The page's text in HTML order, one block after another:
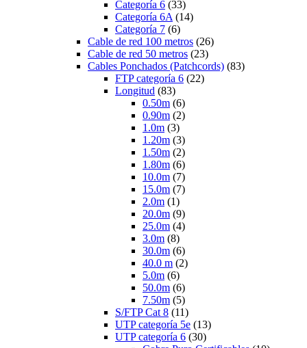
Categoría 6 (33)
Categoría 6A (14)
Categoría 7 (6)
Cable de red 100 metros (26)
Cable de red 50 metros (23)
Cables Ponchados (Patchcords) (83)
FTP categoría 6 (22)
Longitud (83)
0.50m (6)
0.90m (2)
1.0m (3)
1.20m (3)
1.50m (2)
1.80m (6)
10.0m (7)
15.0m (7)
2.0m (1)
20.0m (9)
25.0m (4)
3.0m (8)
30.0m (6)
40.0 m (2)
5.0m (6)
50.0m (6)
7.50m (5)
S/FTP Cat 8 (11)
UTP categoría 5e (13)
UTP categoría 6 (30)